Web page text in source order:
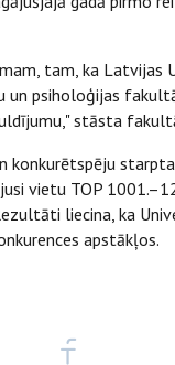
tam, ka Latvijas
psiholoģijas
stāsta
vietu TOP
liecina, ka
apstākļos.